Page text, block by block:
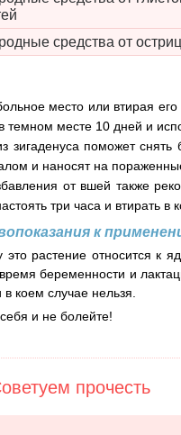
средства от остриц
место или втирая
темном месте 10 дней и
зигаденуса поможет
и наносят на
от вшей также
три часа и втирать
к
это растение относится к
беременности и
коем случае нельзя.
и не болейте!
прочесть